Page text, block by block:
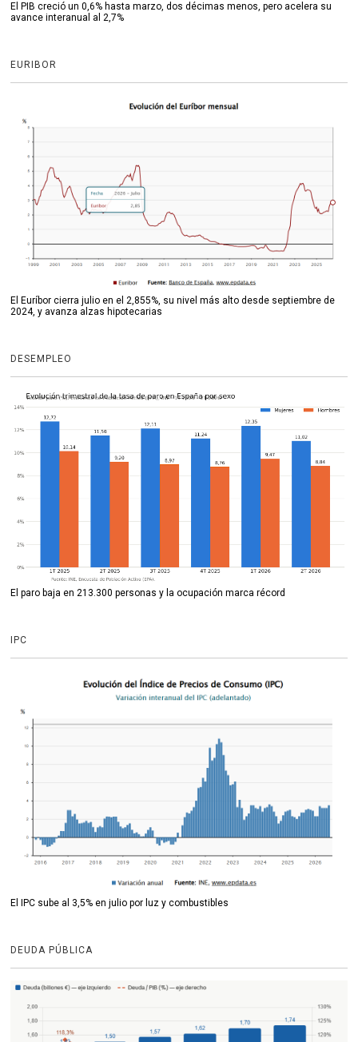
El PIB creció un 0,6% hasta marzo, dos décimas menos, pero acelera su
avance interanual al 2,7%
EURIBOR
El Euríbor cierra julio en el 2,855%, su nivel más alto desde septiembre de
2024, y avanza alzas hipotecarias
DESEMPLEO
El paro baja en 213.300 personas y la ocupación marca récord
IPC
El IPC sube al 3,5% en julio por luz y combustibles
DEUDA PÚBLICA